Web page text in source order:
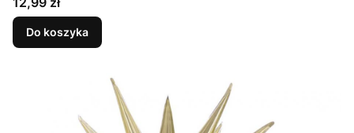
Do koszyka